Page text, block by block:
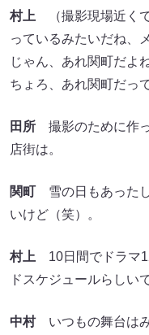
村上 （撮影現場近く
っているみたいだね、
じゃん、あれ関町だよ
ちょろ、あれ関町だって
田所 撮影のために作
店街は。
関町 雪の日もあった
いけど（笑）。
村上 10日間でドラマ
ドスケジュールらしい
中村いつもの舞台はみ